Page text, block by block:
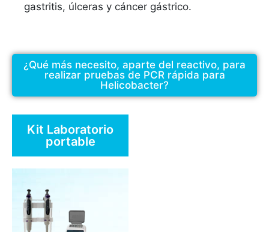
gastritis, úlceras y cáncer gástrico.
¿Qué más necesito, aparte del reactivo, para
realizar pruebas de PCR rápida para
Helicobacter?
Kit Laboratorio
portable